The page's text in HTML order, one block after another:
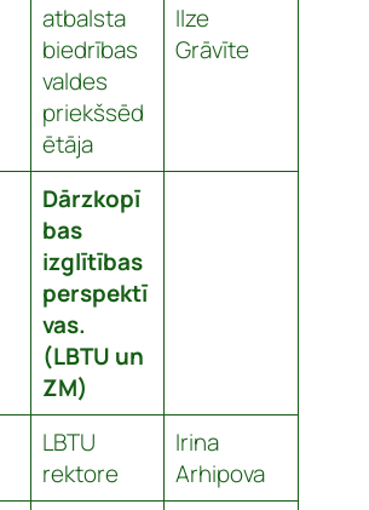
atbalsta
biedrības
valdes
priekšsēd
ētāja
Ilze
Grāvīte
Dārzkopī
bas
izglītības
perspektī
vas.
(LBTU un
ZM)
LBTU
rektore
Irina
Arhipova